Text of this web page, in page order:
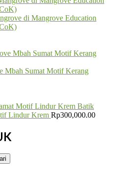
di Mangrove Education
Mbah Sumat Motif Kerang
Batik
Lindur Krem Rp300,000.00